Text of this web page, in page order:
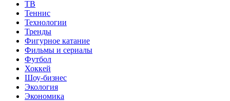
ТВ
Теннис
Технологии
Тренды
Фигурное катание
Фильмы и сериалы
Футбол
Хоккей
Шоу-бизнес
Экология
Экономика